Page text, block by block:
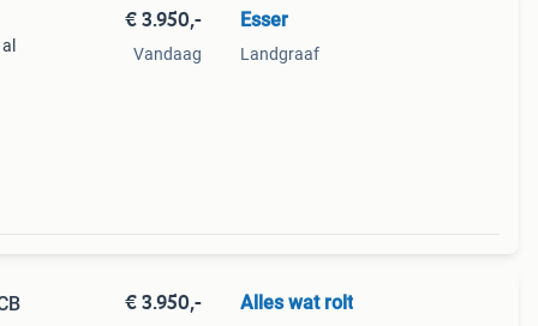
€ 3.950,-
Vandaag
Esser
Landgraaf
€ 3.950,- Alles wat rolt